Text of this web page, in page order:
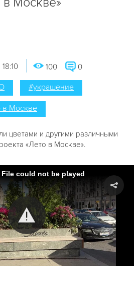
100 0
#украшение
в Москве
цветами и другими различными
«Лето в Москве».
could not be played